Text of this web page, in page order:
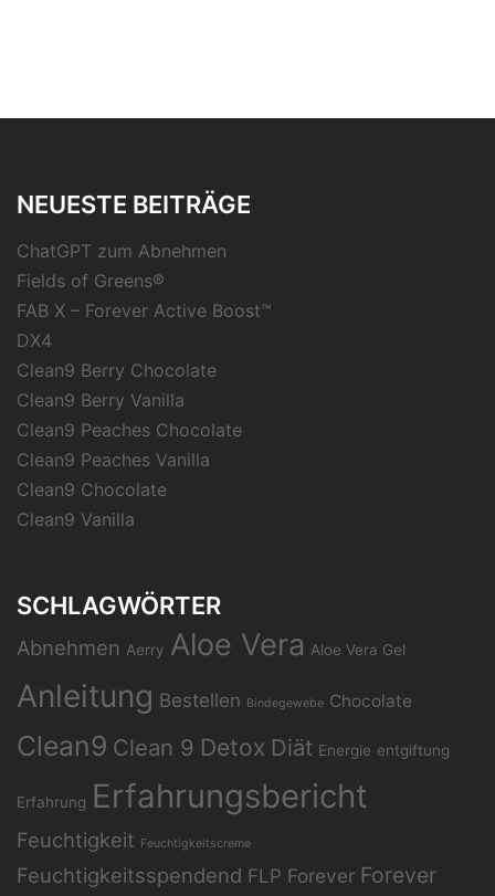
NEUESTE BEITRÄGE
ChatGPT zum Abnehmen
Fields of Greens®
FAB X – Forever Active Boost™
DX4
Clean9 Berry Chocolate
Clean9 Berry Vanilla
Clean9 Peaches Chocolate
Clean9 Peaches Vanilla
Clean9 Chocolate
Clean9 Vanilla
SCHLAGWÖRTER
Abnehmen Aerry Aloe Vera Aloe Vera Gel
Anleitung Bestellen Bindegewebe Chocolate
Clean9 Clean 9 Detox Diät Energie entgiftung
Erfahrung Erfahrungsbericht
Feuchtigkeit Feuchtigkeitscreme
Feuchtigkeitsspendend FLP Forever Forever